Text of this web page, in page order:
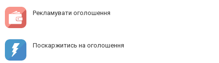
Рекламувати оголошення
Поскаржитись на оголошення